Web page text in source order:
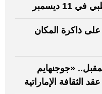
ديسمبر
ذاكرة المكان
«جوجنهايم
الثقافة الإماراتية